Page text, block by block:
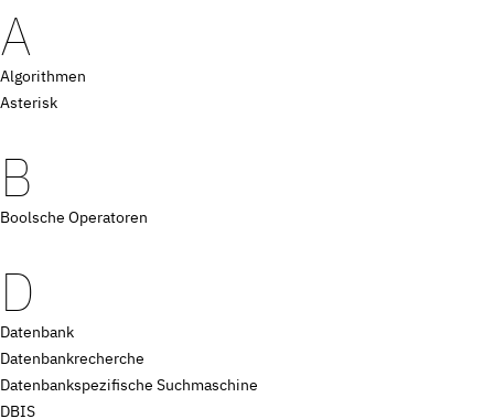
A
Algorithmen
Asterisk
B
Boolsche Operatoren
D
Datenbank
Datenbankrecherche
Datenbankspezifische Suchmaschine
DBIS